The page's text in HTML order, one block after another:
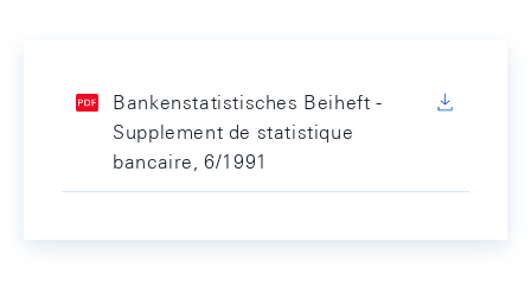
Bankenstatistisches Beiheft -
Supplement de statistique
bancaire, 6/1991